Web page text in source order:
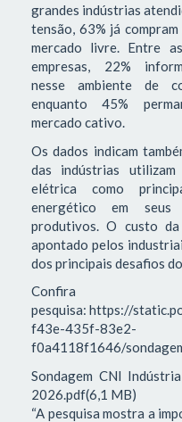
grandes indústrias
tensão, 63% já
mercado livre. Entre
empresas, 22%
nesse ambiente de
enquanto 45%
mercado cativo.
Os dados indicam
das indústrias
elétrica como
energético em seus
produtivos. O custo
apontado pelos
dos principais desafios
pesquisa: https://
f43e-435f-83e2-
f0a4118f1646/
Sondagem CNI
2026.pdf(6,1 MB)
“A pesquisa mostra a